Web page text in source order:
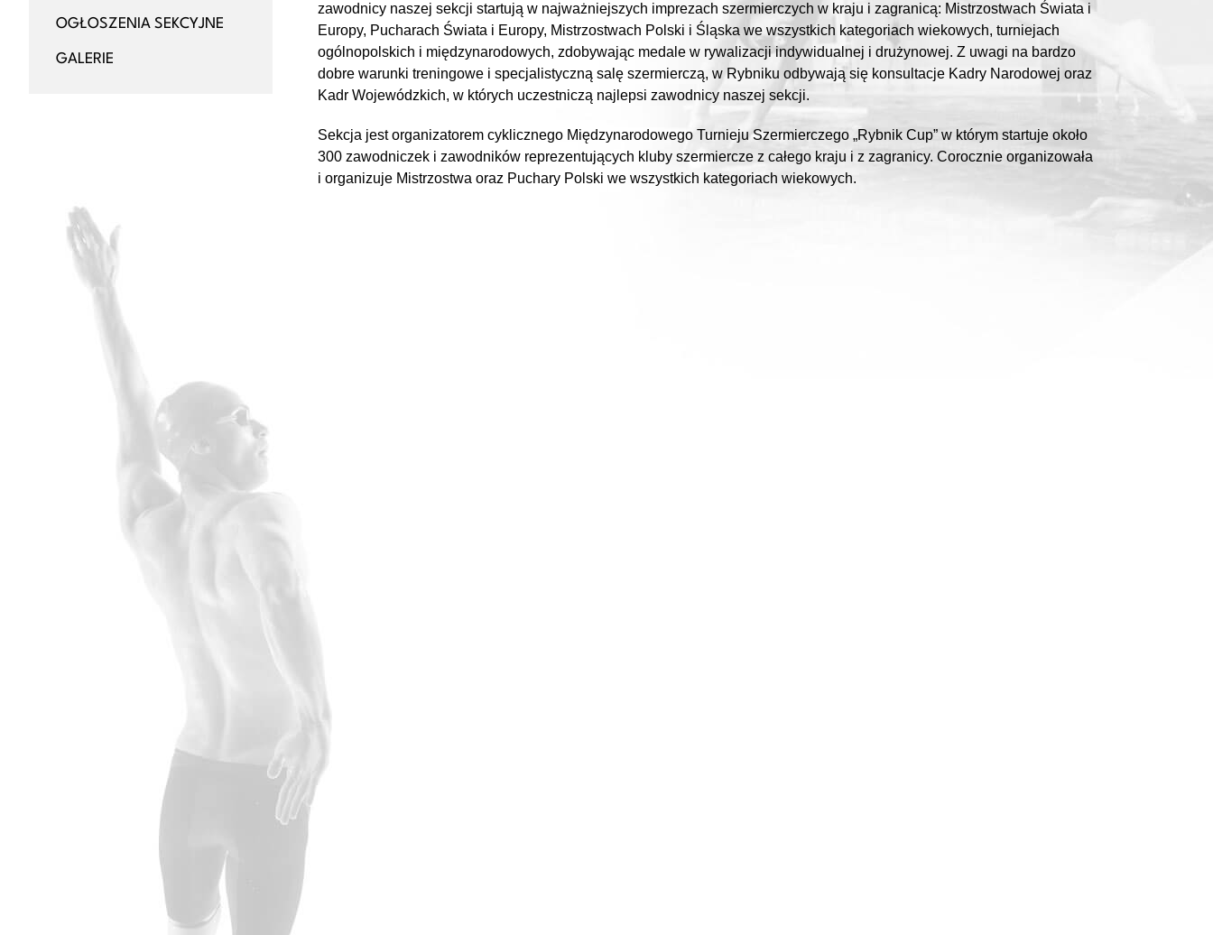
OGŁOSZENIA SEKCYJNE
GALERIE
zawodnicy naszej sekcji startują w najważniejszych imprezach szermierczych w kraju i zagranicą: Mistrzostwach Świata i
Europy, Pucharach Świata i Europy, Mistrzostwach Polski i Śląska we wszystkich kategoriach wiekowych, turniejach
ogólnopolskich i międzynarodowych, zdobywając medale w rywalizacji indywidualnej i drużynowej. Z uwagi na bardzo
dobre warunki treningowe i specjalistyczną salę szermierczą, w Rybniku odbywają się konsultacje Kadry Narodowej oraz
Kadr Wojewódzkich, w których uczestniczą najlepsi zawodnicy naszej sekcji.
Sekcja jest organizatorem cyklicznego Międzynarodowego Turnieju Szermierczego „Rybnik Cup” w którym startuje około
300 zawodniczek i zawodników reprezentujących kluby szermiercze z całego kraju i z zagranicy. Corocznie organizowała
i organizuje Mistrzostwa oraz Puchary Polski we wszystkich kategoriach wiekowych.